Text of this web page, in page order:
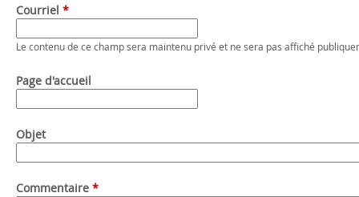
Courriel *
Le contenu de ce champ sera maintenu privé et ne sera pas affiché
Page d'accueil
Objet
Commentaire *